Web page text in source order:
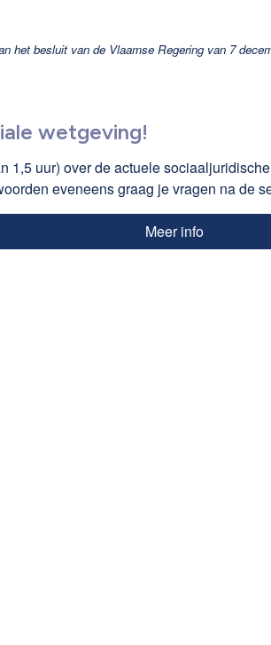
besluit van de Vlaamse Regering van 7
wetgeving!
uur) over de actuele
eveneens graag je vragen na de
Meer info